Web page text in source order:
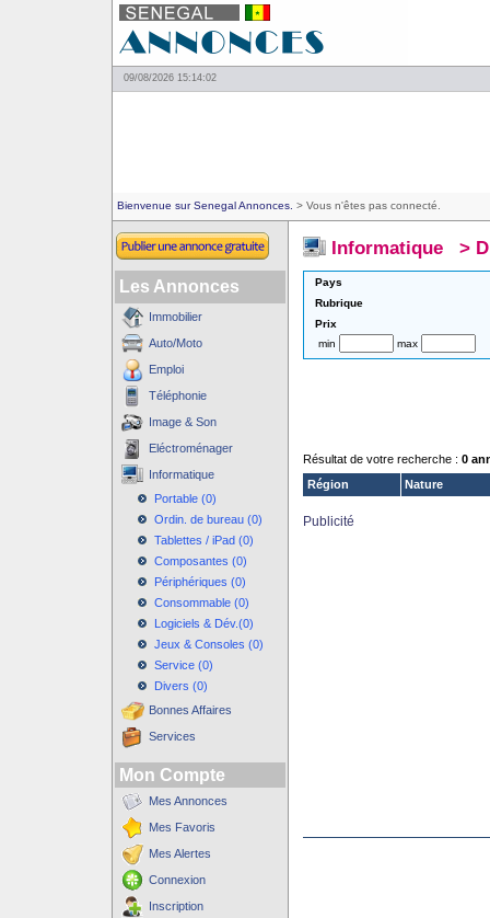
09/08/2026 15:14:02
Bienvenue sur Senegal Annonces. > Vous n'êtes pas connecté.
Les Annonces
Immobilier
Auto/Moto
Emploi
Téléphonie
Image & Son
Eléctroménager
Informatique
Portable (0)
Ordin. de bureau (0)
Tablettes / iPad (0)
Composantes (0)
Périphériques (0)
Consommable (0)
Logiciels & Dév.(0)
Jeux & Consoles (0)
Service (0)
Divers (0)
Bonnes Affaires
Services
Mon Compte
Mes Annonces
Mes Favoris
Mes Alertes
Connexion
Inscription
Informatique >
Pays
Rubrique
Prix
min
max
Résultat de votre recherche : 0
Région
Nature
Publicité